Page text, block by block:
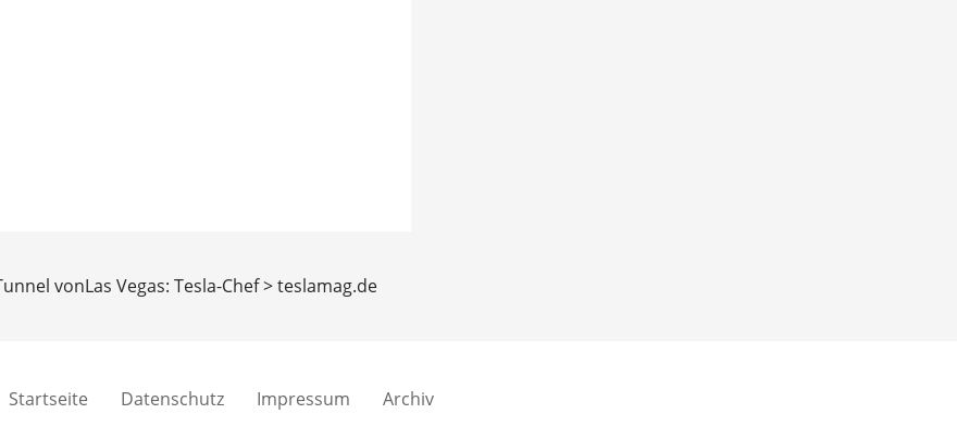
vonLas Vegas: Tesla-Chef > teslamag.de
Startseite Datenschutz Impressum Archiv